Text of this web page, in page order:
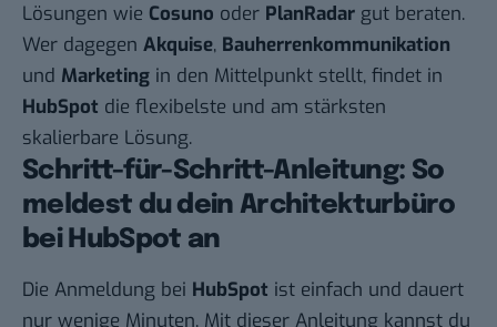
Lösungen wie Cosuno oder PlanRadar gut beraten.
Wer dagegen Akquise, Bauherrenkommunikation
und Marketing in den Mittelpunkt stellt, findet in
HubSpot die flexibelste und am stärksten
skalierbare Lösung.
Schritt-für-Schritt-Anleitung: So
meldest du dein Architekturbüro
bei HubSpot an
Die Anmeldung bei HubSpot ist einfach und dauert
nur wenige Minuten. Mit dieser Anleitung kannst du